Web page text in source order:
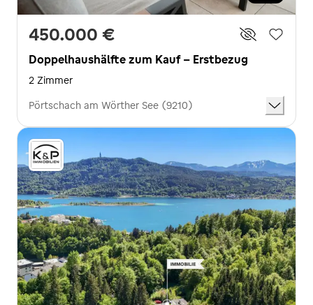
450.000 €
Doppelhaushälfte zum Kauf - Erstbezug
2 Zimmer
Pörtschach am Wörther See (9210)